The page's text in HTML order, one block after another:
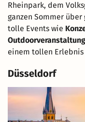
Rheinpark, dem
ganzen Sommer über
tolle Events wie
einem tollen Erlebnis
Düsseldorf